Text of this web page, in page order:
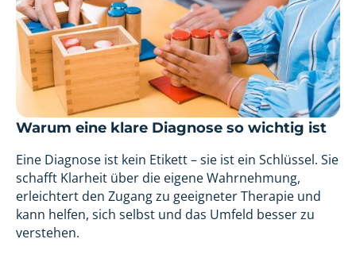
Warum eine klare Diagnose so wichtig ist
Eine Diagnose ist kein Etikett – sie ist ein Schlüssel. Sie
schafft Klarheit über die eigene Wahrnehmung,
erleichtert den Zugang zu geeigneter Therapie und
kann helfen, sich selbst und das Umfeld besser zu
verstehen.